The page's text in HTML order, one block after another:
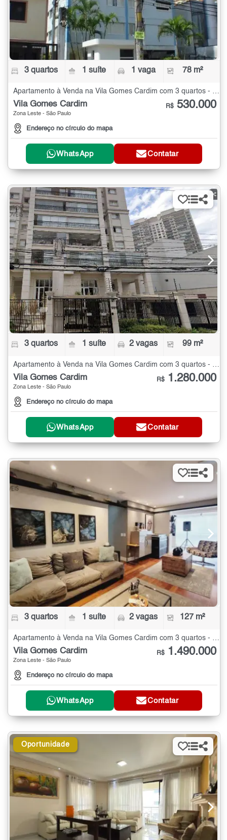
3 quartos 1 suíte 1 vaga 78 m²
Vila Gomes Cardim
Zona Leste - São Paulo
Endereço no círculo do mapa
R$ 530.000
WhatsApp Contatar
3 quartos 1 suíte 2 vagas 99 m²
Apartamento à Venda na Vila Gomes Cardim com 3 quartos - 99 m²
Vila Gomes Cardim
Zona Leste - São Paulo
Endereço no círculo do mapa
R$ 1.280.000
WhatsApp Contatar
3 quartos 1 suíte 2 vagas 127 m²
Apartamento à Venda na Vila Gomes Cardim com 3 quartos - 127 m²
Vila Gomes Cardim
Zona Leste - São Paulo
Endereço no círculo do mapa
R$ 1.490.000
WhatsApp Contatar
Oportunidade